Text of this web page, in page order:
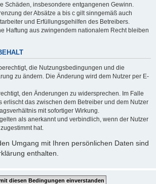
Schäden, insbesondere entgangenen Gewinn.
der Absätze a bis c gilt sinngemäß auch
und Erfüllungsgehilfen des Betreibers.
Haftung aus zwingendem nationalem Recht bleiben
die Nutzungsbedingungen und die
zu ändern. Die Änderung wird dem Nutzer per E-
den Änderungen zu widersprechen. Im Falle
erlischt das zwischen dem Betreiber und dem Nutzer
mit sofortiger Wirkung.
als anerkannt und verbindlich, wenn der Nutzer
hat.
Umgang mit Ihren persönlichen Daten sind
enthalten.